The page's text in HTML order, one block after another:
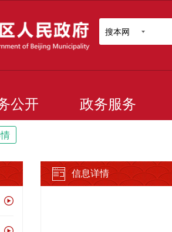
搜本网
公开 政务服务
信息详情